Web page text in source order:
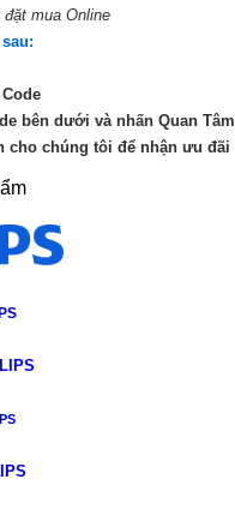
mua Online
bên dưới và nhấn Quan Tâm
cho chúng tôi để nhận ưu đãi